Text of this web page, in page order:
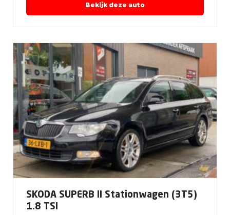
Bekijk deze auto
SKODA SUPERB II Stationwagen (3T5)
1.8 TSI